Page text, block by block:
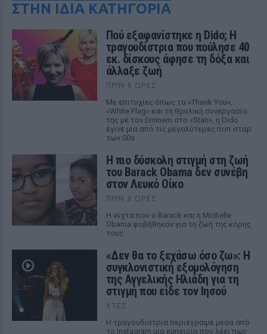
ΣΤΗΝ ΙΔΙΑ ΚΑΤΗΓΟΡΙΑ
Πού εξαφανίστηκε η Dido; Η
τραγουδίστρια που πούλησε 40
εκ. δίσκους άφησε τη δόξα και
άλλαξε ζωή
ΠΡΙΝ 6 ΏΡΕΣ
Με επιτυχίες όπως τα «Thank You»,
«White Flag» και τη θρυλική συνεργασία
της με τον Eminem στο «Stan», η Dido
έγινε μία από τις μεγαλύτερες ποπ σταρ
των 00s
Η πιο δύσκολη στιγμή στη ζωή
του Barack Obama δεν συνέβη
στον Λευκό Οίκο
ΠΡΙΝ 6 ΏΡΕΣ
Η νύχτα που ο Barack και η Michelle
Obama φοβήθηκαν για τη ζωή της κόρης
τους
«Δεν θα το ξεχάσω όσο ζω»: Η
συγκλονιστική εξομολόγηση
της Αγγελικής Ηλιάδη για τη
στιγμή που είδε τον Ιησού
ΧΤΕΣ
Η τραγουδίστρια περιέγραψε μέσα από
το Instagram μια εμπειρία που λέει πως